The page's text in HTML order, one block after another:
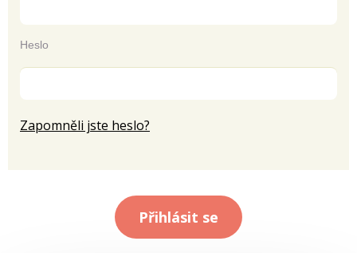
Heslo
Zapomněli jste heslo?
Přihlásit se